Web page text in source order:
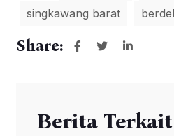
singkawang barat
Share:
Berita Terkait